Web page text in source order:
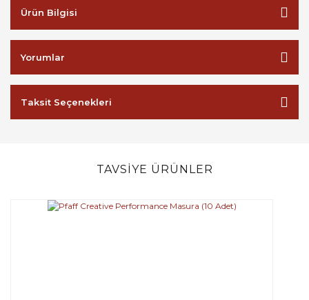
Ürün Bilgisi
Yorumlar
Taksit Seçenekleri
TAVSİYE ÜRÜNLER